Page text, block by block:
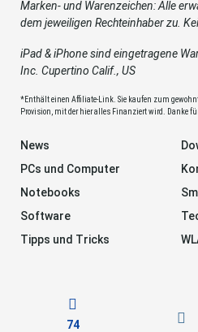
Marken- und Warenzeichen: Alle
dem jeweiligen Rechteinhaber zu.
iPad & iPhone sind eingetragene
Inc. Cupertino Calif., US
*Enthält einen Affiliate-Link. Sie kaufen zum
Provision, mit der hier alles Finanziert wird. Danke
News
PCs und Computer
Notebooks
Software
Tipps und Tricks
74